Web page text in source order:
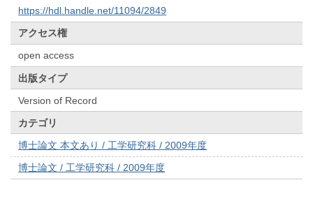
https://hdl.handle.net/11094/2849
アクセス権
open access
出版タイプ
Version of Record
カテゴリ
博士論文 本文あり / 工学研究科 / 2009年度
博士論文 / 工学研究科 / 2009年度